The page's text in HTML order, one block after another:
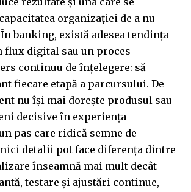
organizației de a nu
banking, există adesea tendința
flux digital sau un proces
continuu de înțelegere: să
fiecare etapă a parcursului. De
nu își mai dorește produsul sau
decisive în experiența
pas care ridică semne de
detalii pot face diferența dintre
înseamnă mai mult decât
testare și ajustări continue,